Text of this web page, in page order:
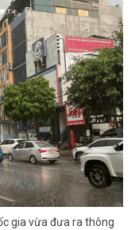
gia vừa đưa ra thông